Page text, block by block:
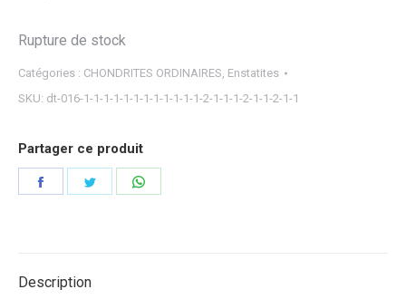
Rupture de stock
Catégories : CHONDRITES ORDINAIRES Enstatites
SKU: dt-016-1-1-1-1-1-1-1-1-1-1-1-1-2-1-1-1-2-1-1-2-1-1
Partager ce produit
Partager Partager
Description